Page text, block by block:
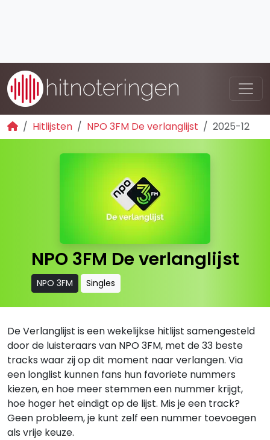
Hitlijsten NPO 3FM De verlanglijst 2025-12
NPO 3FM De verlanglijst
NPO 3FM Singles
De Verlanglijst is een wekelijkse hitlijst samengesteld
door de luisteraars van NPO 3FM, met de 33 beste
tracks waar zij op dit moment naar verlangen. Via
een longlist kunnen fans hun favoriete nummers
kiezen, en hoe meer stemmen een nummer krijgt,
hoe hoger het eindigt op de lijst. Mis je een track?
Geen probleem, je kunt zelf een nummer toevoegen
als vrije keuze.